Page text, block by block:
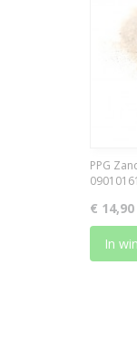
PPG
€ 14,90
In